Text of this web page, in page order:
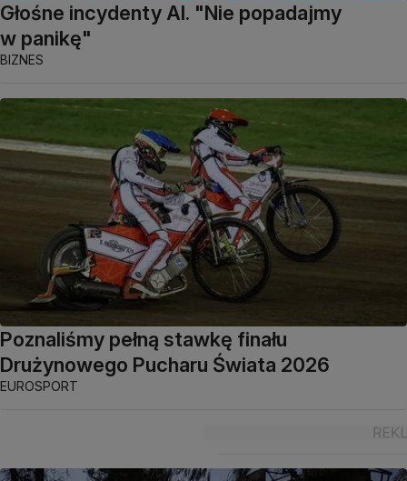
Głośne incydenty AI. "Nie popadajmy
w panikę"
BIZNES
Poznaliśmy pełną stawkę finału
Drużynowego Pucharu Świata 2026
EUROSPORT